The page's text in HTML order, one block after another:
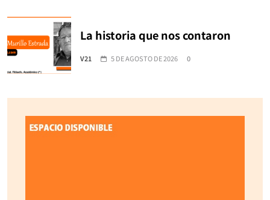
La historia que nos contaron
V21 5 DE AGOSTO DE 2026 0